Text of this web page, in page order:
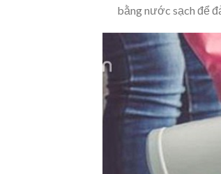
bằng nước sạch để